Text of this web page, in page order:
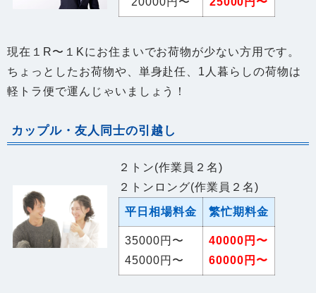
ちょっとしたお荷物や、単身赴任、1人暮らしの荷物は
軽トラ便で運んじゃいましょう！
２トン(作業員２名)
２トンロング(作業員２名)
平日相場料金 繁忙期料金
35000円〜
45000円〜
40000円〜
60000円〜